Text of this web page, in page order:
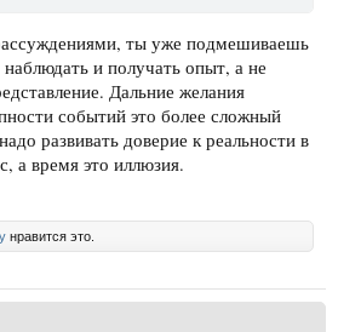
ты уже подмешиваешь
и получать опыт, а не
Дальние желания
событий это более сложный
развивать доверие к реальности в
а время это иллюзия.
нравится это.